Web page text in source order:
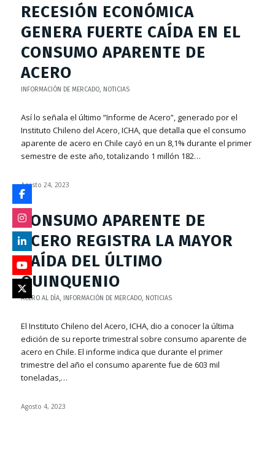
RECESIÓN ECONÓMICA
GENERA FUERTE CAÍDA EN EL
CONSUMO APARENTE DE
ACERO
INFORMACIÓN DE MERCADO, NOTICIAS
Así lo señala el último “Informe de Acero”, generado por el
Instituto Chileno del Acero, ICHA, que detalla que el consumo
aparente de acero en Chile cayó en un 8,1% durante el primer
semestre de este año, totalizando 1 millón 182…
Agosto 24, 2023
CONSUMO APARENTE DE
ACERO REGISTRA LA MAYOR
CAÍDA DEL ÚLTIMO
QUINQUENIO
ACERO AL DÍA, INFORMACIÓN DE MERCADO, NOTICIAS
El Instituto Chileno del Acero, ICHA, dio a conocer la última
edición de su reporte trimestral sobre consumo aparente de
acero en Chile. El informe indica que durante el primer
trimestre del año el consumo aparente fue de 603 mil
toneladas,…
Agosto 4, 2023